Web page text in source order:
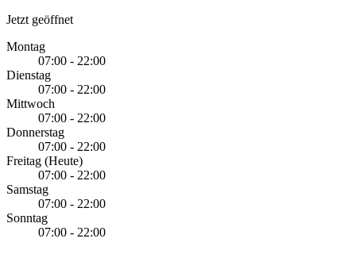
Jetzt geöffnet
Montag
07:00 - 22:00
Dienstag
07:00 - 22:00
Mittwoch
07:00 - 22:00
Donnerstag
07:00 - 22:00
Freitag (Heute)
07:00 - 22:00
Samstag
07:00 - 22:00
Sonntag
07:00 - 22:00